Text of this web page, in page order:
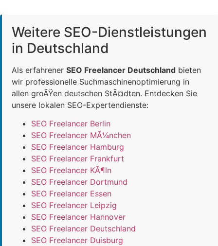
Weitere SEO-Dienstleistungen
in Deutschland
Als erfahrener SEO Freelancer Deutschland bieten
wir professionelle Suchmaschinenoptimierung in
allen groÃŸen deutschen StÃ¤dten. Entdecken Sie
unsere lokalen SEO-Expertendienste:
SEO Freelancer Berlin
SEO Freelancer MÃ¼nchen
SEO Freelancer Hamburg
SEO Freelancer Frankfurt
SEO Freelancer KÃ¶ln
SEO Freelancer Dortmund
SEO Freelancer Essen
SEO Freelancer Leipzig
SEO Freelancer Hannover
SEO Freelancer Deutschland
SEO Freelancer Duisburg